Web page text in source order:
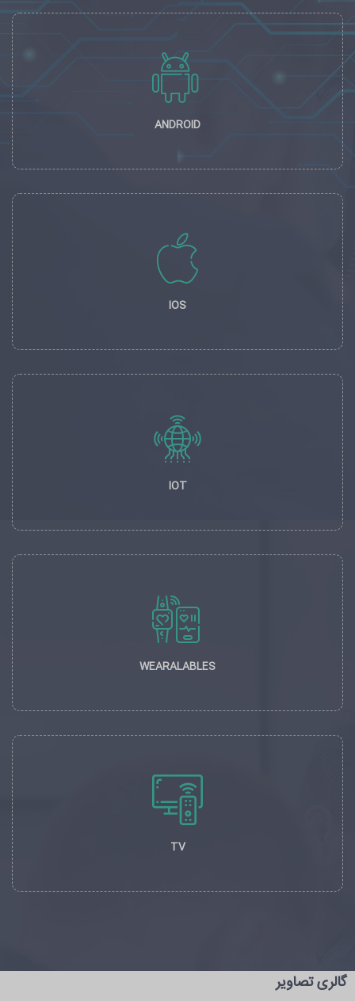
ANDROID
IOS
IOT
WEARALABLES
TV
گالری تصاویر